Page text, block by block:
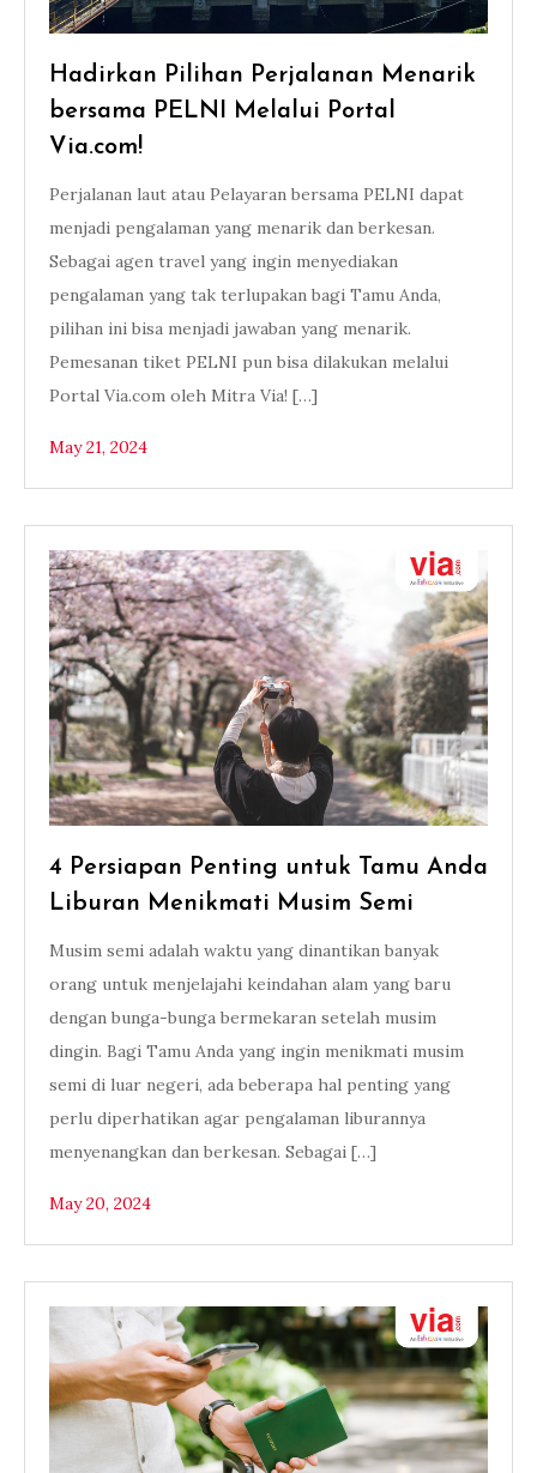
Hadirkan Pilihan Perjalanan Menarik
bersama PELNI Melalui Portal
Via.com!
Perjalanan laut atau Pelayaran bersama PELNI dapat
menjadi pengalaman yang menarik dan berkesan.
Sebagai agen travel yang ingin menyediakan
pengalaman yang tak terlupakan bagi Tamu Anda,
pilihan ini bisa menjadi jawaban yang menarik.
Pemesanan tiket PELNI pun bisa dilakukan melalui
Portal Via.com oleh Mitra Via! […]
May 21, 2024
4 Persiapan Penting untuk Tamu Anda
Liburan Menikmati Musim Semi
Musim semi adalah waktu yang dinantikan banyak
orang untuk menjelajahi keindahan alam yang baru
dengan bunga-bunga bermekaran setelah musim
dingin. Bagi Tamu Anda yang ingin menikmati musim
semi di luar negeri, ada beberapa hal penting yang
perlu diperhatikan agar pengalaman liburannya
menyenangkan dan berkesan. Sebagai […]
May 20, 2024